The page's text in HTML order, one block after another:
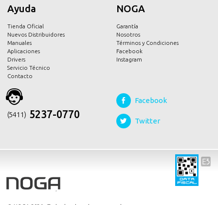
Ayuda
Tienda Oficial
Nuevos Distribuidores
Manuales
Aplicaciones
Drivers
Servicio Técnico
Contacto
NOGA
Garantía
Nosotros
Términos y Condiciones
Facebook
Instagram
(54 11) 5237-0770
Facebook
Twitter